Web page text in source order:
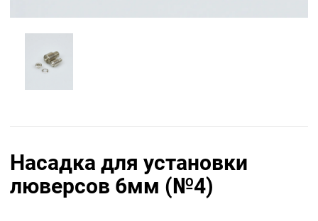
Насадка для установки
люверсов 6мм (№4)